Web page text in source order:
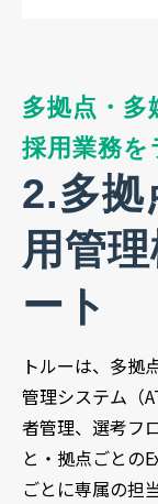
多拠点・多
採用業務を
2.多拠
用管
ート
トルーは、多拠
管理システム（
者管理、選考フ
と・拠点ごとの
ごとに専属の担